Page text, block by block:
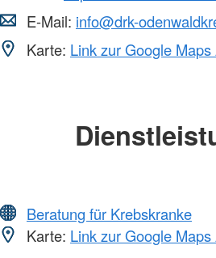
E-Mail: info@drk-
Karte: Link zur Google
Beratung für Krebskranke
Karte: Link zur Google